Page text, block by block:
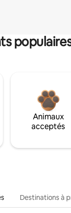
Animaux
acceptés
Destinations à